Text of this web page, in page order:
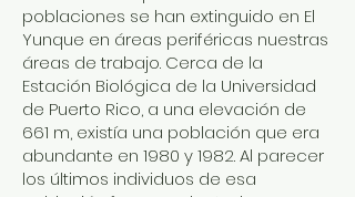
poblaciones se han extinguido en El
Yunque en áreas periféricas nuestras
áreas de trabajo. Cerca de la
Estación Biológica de la Universidad
de Puerto Rico, a una elevación de
661 m, existía una población que era
abundante en 1980 y 1982. Al parecer
los últimos individuos de esa